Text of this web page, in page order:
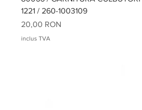
1221 / 260-1003109
Preț
20,00 RON
inclus TVA